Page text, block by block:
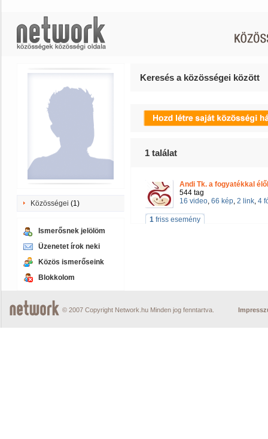
Közösségei (1)
Ismerősnek jelölöm
Üzenetet írok neki
Közös ismerőseink
Blokkolom
Keresés a közösségei között
1 találat
Andi Tk. a fogyatékkal
544 tag
16 video, 66 kép, 2 link, 4
1 friss esemény
© 2007 Copyright Network.hu Minden jog fenntartva.